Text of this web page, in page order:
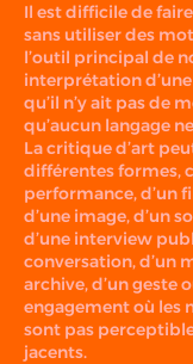
Il est difficile de
sans utiliser des
l’outil principal de
interprétation
qu’il n’y ait pas de
qu’aucun langage
La critique d’art
différentes formes,
performance, d’un
d’une image, d’un
d’une interview
conversation, d’un
archive, d’un geste
engagement où les
sont pas
jacents.